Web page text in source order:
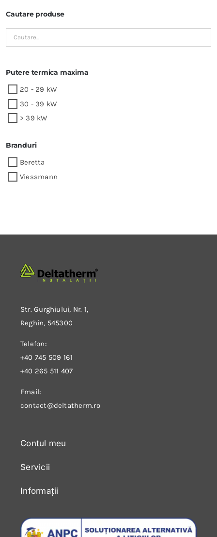
Cautare produse
Putere termica maxima
20 - 29 kW
30 - 39 kW
> 39 kW
Branduri
Beretta
Viessmann
Str. Gurghiului, Nr. 1,
Reghin, 545300
Telefon:
+40 745 509 161
+40 265 511 407
Email:
contact@deltatherm.ro
Contul meu
Servicii
Informații